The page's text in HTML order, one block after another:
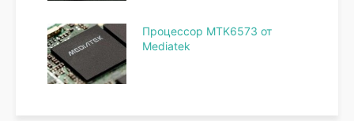
Процессор MTK6573 от
Mediatek